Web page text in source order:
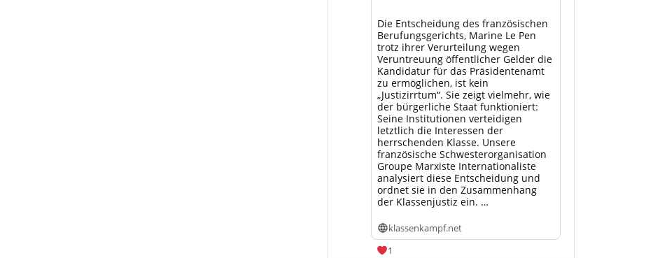
Die Entscheidung des französischen
Berufungsgerichts, Marine Le Pen
trotz ihrer Verurteilung wegen
Veruntreuung öffentlicher Gelder die
Kandidatur für das Präsidentenamt
zu ermöglichen, ist kein
„Justizirrtum“. Sie zeigt vielmehr, wie
der bürgerliche Staat funktioniert:
Seine Institutionen verteidigen
letztlich die Interessen der
herrschenden Klasse. Unsere
französische Schwesterorganisation
Groupe Marxiste Internationaliste
analysiert diese Entscheidung und
ordnet sie in den Zusammenhang
der Klassenjustiz ein. …
klassenkampf.net
1